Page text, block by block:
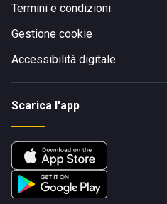
Termini e condizioni
Gestione cookie
Accessibilità digitale
Scarica l'app